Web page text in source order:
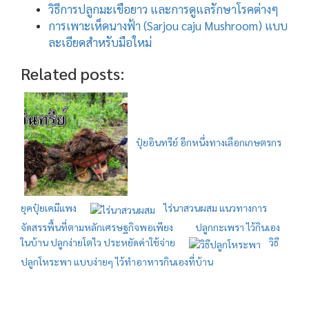
วิธีการปลูกมะเขือยาว และการดูแลรักษาโรคต่างๆ
การเพาะเห็ดนางฟ้า (Sarjou caju Mushroom) แบบ
ละเอียดสำหรับมือใหม่
Related posts:
ปุ๋ยอินทรีย์ อีกหนึ่งทางเลือกเกษตรกร
ยุคปุ๋ยเคมีแพง
ไร่นาสวนผสม แนวทางการ
จัดสรรพื้นที่ตามหลักเศรษฐกิจพอเพียง
ปลูกกะเพรา ไว้กินเอง
ในบ้าน ปลูกง่ายโตไว ประหยัดค่าใช้จ่าย
วิธี
ปลูกโหระพา แบบง่ายๆ ไว้ทำอาหารกินเองที่บ้าน